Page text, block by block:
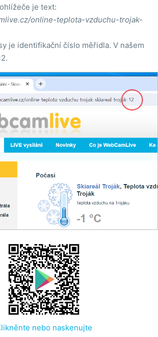
je text:
online-teplota-vzduchu-trojak-
je identifikační číslo měřidla. V našem
nebo naskenujte